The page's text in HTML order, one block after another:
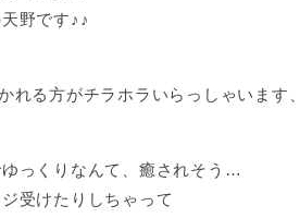
野です♪♪
れる方がチラホラいらっしゃいます、
っくりなんて、癒されそう…
受けたりしちゃって